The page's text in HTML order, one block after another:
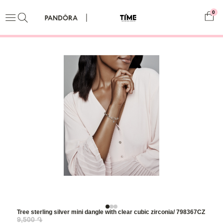
0
Tree sterling silver mini dangle with clear cubic zirconia/ 798367CZ
9,500 ֏